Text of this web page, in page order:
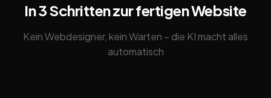
In 3 Schritten zur fertigen Website
Kein Webdesigner, kein Warten – die KI macht alles
automatisch